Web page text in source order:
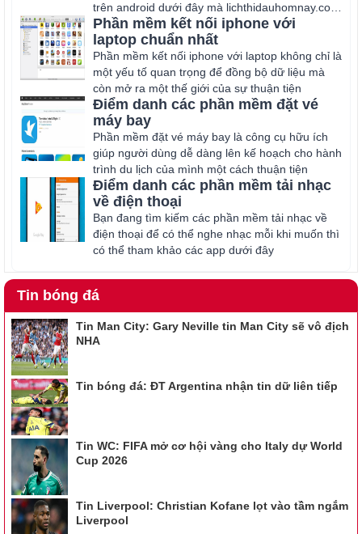
trên android dưới đây mà lichthidauhomnay.com
chia sẻ
Phần mềm kết nối iphone với
laptop chuẩn nhất
Phần mềm kết nối iphone với laptop không chỉ là
một yếu tố quan trọng để đồng bộ dữ liệu mà
còn mở ra một thế giới của sự thuận tiện
Điểm danh các phần mềm đặt vé
máy bay
Phần mềm đặt vé máy bay là công cụ hữu ích
giúp người dùng dễ dàng lên kế hoạch cho hành
trình du lịch của mình một cách thuận tiện
Điểm danh các phần mềm tải nhạc
về điện thoại
Bạn đang tìm kiếm các phần mềm tải nhạc về
điện thoại để có thể nghe nhạc mỗi khi muốn thì
có thể tham khảo các app dưới đây
Tin bóng đá
Tin Man City: Gary Neville tin Man City sẽ vô địch
NHA
Tin bóng đá: ĐT Argentina nhận tin dữ liên tiếp
Tin WC: FIFA mở cơ hội vàng cho Italy dự World
Cup 2026
Tin Liverpool: Christian Kofane lọt vào tầm ngắm
Liverpool